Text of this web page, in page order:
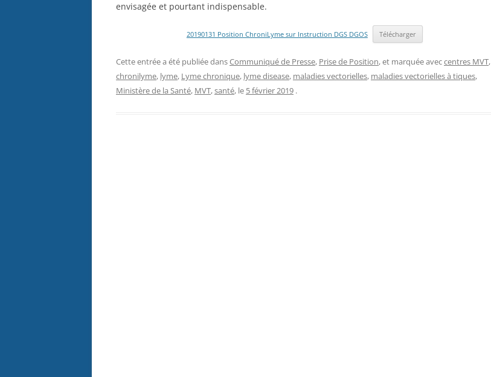
envisagée et pourtant indispensable.
20190131 Position ChroniLyme sur Instruction DGS DGOS Télécharger
Cette entrée a été publiée dansCommuniqué de Presse, Prise de Position, et marquée aveccentres MVT,
chronilyme, lyme, Lyme chronique, lyme disease, maladies vectorielles, maladies vectorielles à tiques,
Ministère de la Santé, MVT,santé, le 5 février 2019 .